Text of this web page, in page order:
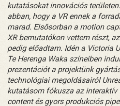
kutatásokat innovációs
abban, hogy a VR ennek a
marad. Elsősorban a motion
XR bemutatókon vettem részt,
pedig előadtam. Idén a Victoria
Te Herenga Waka színeiben
prezentációt a projektünk
technológiai megoldásairól
kutatásom fókusza az interaktív
content és gyors produkciós